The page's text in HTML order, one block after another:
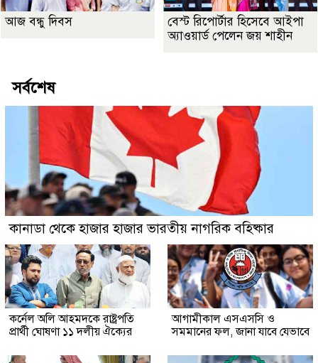
আজ বন্ধু দিবস
বেস্ট রিপোর্টার হিসেবে আইপা
অ্যাওয়ার্ড পেলেন জয় শাহীন
সর্বশেষ
কানাডা থেকে হাজার হাজার ভারতীয় নাগরিক বহিষ্কার
কর্নেল অলি আহমদকে রাষ্ট্রপতি
প্রার্থী ঘোষণা ১১ দলীয় ঐক্যের
আগামীকাল এসএসসি ও
সমমানের ফল, জানা যাবে যেভাবে